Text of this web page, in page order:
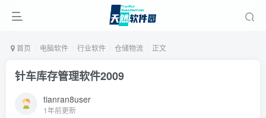
首页 电脑软件 行业软件 仓储物流 正文
针车库存管理软件2009
tianran8user
1年前更新